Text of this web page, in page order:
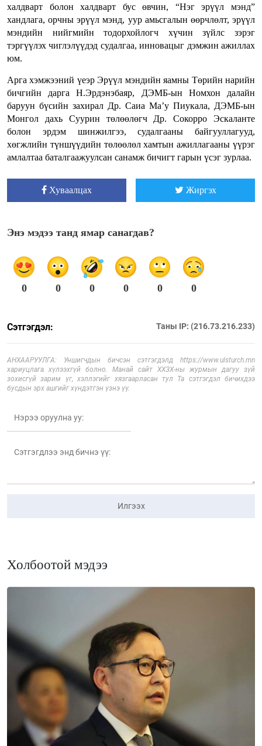
халдварт болон халдварт бус өвчин, “Нэг эрүүл мэнд”
хандлага, орчны эрүүл мэнд, уур амьсгалын өөрчлөлт, эрүүл
мэндийн нийгмийн тодорхойлогч хүчин зүйлс зэрэг
тэргүүлэх чиглэлүүдэд судалгаа, инновацыг дэмжин ажиллах
юм.
Арга хэмжээний үеэр Эрүүл мэндийн яамны Төрийн нарийн
бичгийн дарга Н.Эрдэнэбаяр, ДЭМБ-ын Номхон далайн
баруун бүсийн захирал Др. Саиа Ма’у Пиукала, ДЭМБ-ын
Монгол дахь Суурин төлөөлөгч Др. Сокорро Эскаланте
болон эрдэм шинжилгээ, судалгааны байгууллагууд,
хөгжлийн түншүүдийн төлөөлөл хамтын ажиллагааны үүрэг
амлалтаа баталгаажуулсан санамж бичигт гарын үсэг зурлаа.
Хуваалцах Жиргэх
Энэ мэдээ танд ямар санагдав?
0 0 0 0 0 0
Сэтгэгдэл: Таны IP: (216.73.216.233)
АНХААРУУЛГА: Уншигчдын бичсэн сэтгэгдэлд https://www.ulsturch.mn
хариуцлага хүлээхгүй болно. Манай сайт ХХЗХ-ны журмын дагуу зүй
зохисгүй зарим үг, хэллэгийг хязгаарласан тул Та сэтгэгдэл бичихдээ
бусдын эрх ашгийг хүндэтгэн үзнэ үү.
Илгээх
Холбоотой мэдээ